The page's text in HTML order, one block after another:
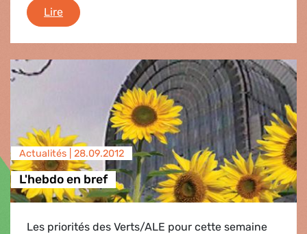
LireUne nouvelle étude remet en question
Actualités | 28.09.2012
L'hebdo en bref
Les priorités des Verts/ALE pour cette semaine